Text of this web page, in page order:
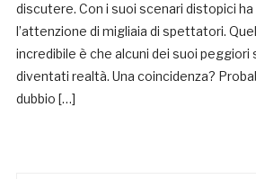
discutere. Con i suoi scenari distopici
l’attenzione di migliaia di spettatori.
incredibile è che alcuni dei suoi peggiori
diventati realtà. Una coincidenza?
dubbio […]